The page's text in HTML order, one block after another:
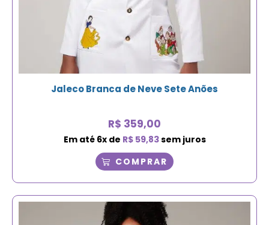
Jaleco Branca de Neve Sete Anões
R$ 359,00
Em até 6x de R$59,83sem juros
COMPRAR